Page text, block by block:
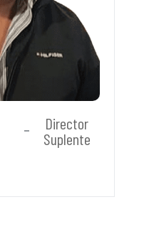
Director
Suplente